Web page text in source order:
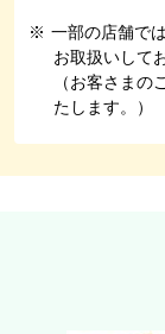
※ 一部の店舗で
お取扱いして
（お客さま
たします。）